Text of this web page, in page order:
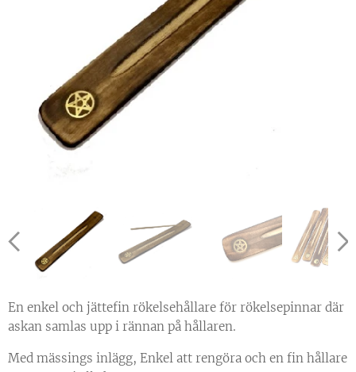
En enkel och jättefin rökelsehållare för rökelsepinnar där
askan samlas upp i rännan på hållaren.
Med mässings inlägg, Enkel att rengöra och en fin hållare